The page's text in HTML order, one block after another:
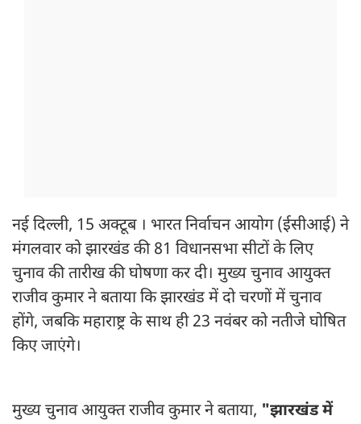
नई दिल्ली, 15 अक्टूब । भारत निर्वाचन आयोग (ईसीआई) ने
मंगलवार को झारखंड की 81 विधानसभा सीटों के लिए
चुनाव की तारीख की घोषणा कर दी। मुख्य चुनाव आयुक्त
राजीव कुमार ने बताया कि झारखंड में दो चरणों में चुनाव
होंगे, जबकि महाराष्ट्र के साथ ही 23 नवंबर को नतीजे घोषित
किए जाएंगे।
मुख्य चुनाव आयुक्त राजीव कुमार ने बताया, "झारखंड में